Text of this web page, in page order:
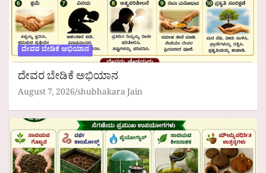
ದೇವರ ಬೇಡಿಕೆ ಅಭಿಯಾನ
ದೇವರ ಬೇಡಿಕೆ ಅಭಿಯಾನ
August 7, 2026 shubhakara Jain